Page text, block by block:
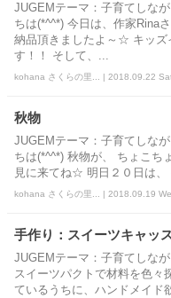
JUGEMテーマ：子育てしな
ちは(*^^*) 今日は、作家Rina
納品頂きましたよ～☆ キッズ
す！！ そして、...
kohana さくらの里... | 2018.09.22
秋物
JUGEMテーマ：子育てしな
ちは(*^^*) 秋物が、 ちょこち
見に来てね☆ 明日２０日は
kohana さくらの里... | 2018.09.19
手作り：スイーツキャッ
JUGEMテーマ：子育てしな
スイーツパクトで材料を色々
ているうちに、ハンドメイド